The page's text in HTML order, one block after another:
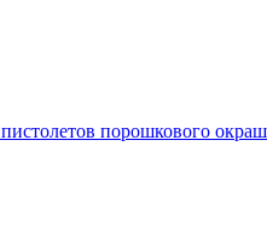
порошкового